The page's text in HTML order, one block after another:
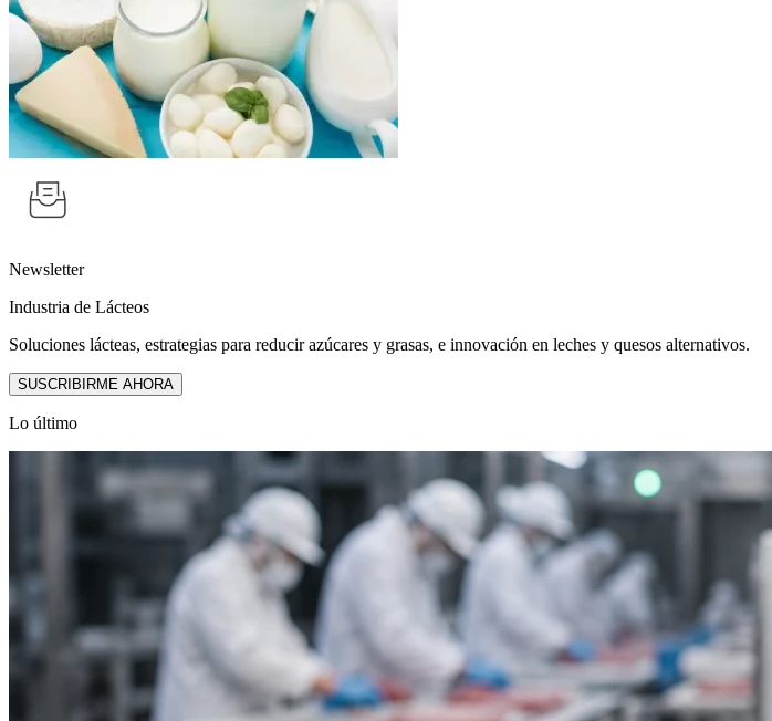
Newsletter
Industria de Lácteos
Soluciones lácteas, estrategias para reducir azúcares y grasas, e innovación en leches y quesos alternativos.
SUSCRIBIRME AHORA
Lo último